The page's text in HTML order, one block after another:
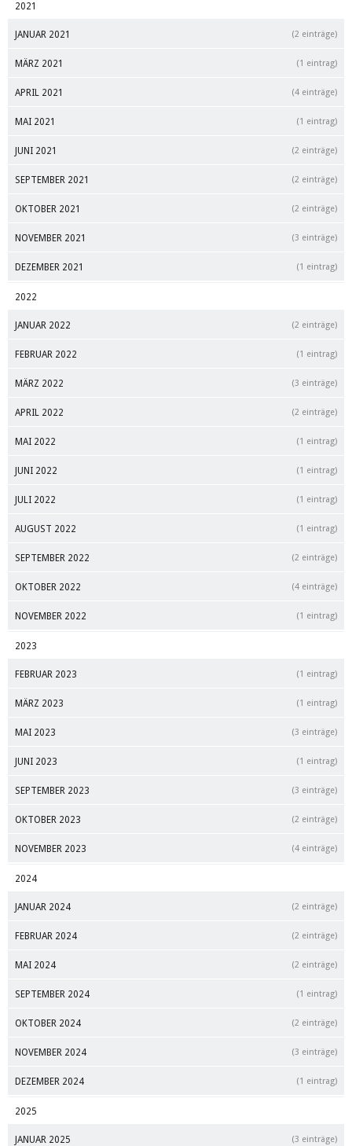
2021
JANUAR 2021 (2 einträge)
MÄRZ 2021 (1 eintrag)
APRIL 2021 (4 einträge)
MAI 2021 (1 eintrag)
JUNI 2021 (2 einträge)
SEPTEMBER 2021 (2 einträge)
OKTOBER 2021 (2 einträge)
NOVEMBER 2021 (3 einträge)
DEZEMBER 2021 (1 eintrag)
2022
JANUAR 2022 (2 einträge)
FEBRUAR 2022 (1 eintrag)
MÄRZ 2022 (3 einträge)
APRIL 2022 (2 einträge)
MAI 2022 (1 eintrag)
JUNI 2022 (1 eintrag)
JULI 2022 (1 eintrag)
AUGUST 2022 (1 eintrag)
SEPTEMBER 2022 (2 einträge)
OKTOBER 2022 (4 einträge)
NOVEMBER 2022 (1 eintrag)
2023
FEBRUAR 2023 (1 eintrag)
MÄRZ 2023 (1 eintrag)
MAI 2023 (3 einträge)
JUNI 2023 (1 eintrag)
SEPTEMBER 2023 (3 einträge)
OKTOBER 2023 (2 einträge)
NOVEMBER 2023 (4 einträge)
2024
JANUAR 2024 (2 einträge)
FEBRUAR 2024 (2 einträge)
MAI 2024 (2 einträge)
SEPTEMBER 2024 (1 eintrag)
OKTOBER 2024 (2 einträge)
NOVEMBER 2024 (3 einträge)
DEZEMBER 2024 (1 eintrag)
2025
JANUAR 2025 (3 einträge)